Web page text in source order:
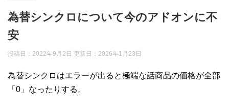
為替シンクロについて今のアドオンに不
安
投稿日：2022年9月2日 更新日： 2026年1月23日
為替シンクロはエラーが出ると極端な話商品の価格が全部
「0」なったりする。